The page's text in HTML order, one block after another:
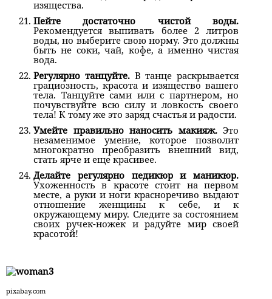
изящества.
Пейте достаточно чистой воды.
Рекомендуется выпивать более 2 литров
воды, но выберите свою норму. Это должны
быть не соки, чай, кофе, а именно чистая
вода.
Регулярно танцуйте.В танце раскрывается
грациозность, красота и изящество вашего
тела. Танцуйте сами или с партнером, но
почувствуйте всю силу и ловкость своего
тела! К тому же это заряд счастья и радости.
Умейте правильно наносить макияж.Это
незаменимое умение, которое позволит
многократно преобразить внешний вид,
стать ярче и еще красивее.
Делайте регулярно педикюр и маникюр.
Ухоженность в красоте стоит на первом
месте, а руки и ноги красноречиво выдают
отношение женщины к себе, и к
окружающему миру. Следите за состоянием
своих ручек-ножек и радуйте мир своей
красотой!
pixabay.com